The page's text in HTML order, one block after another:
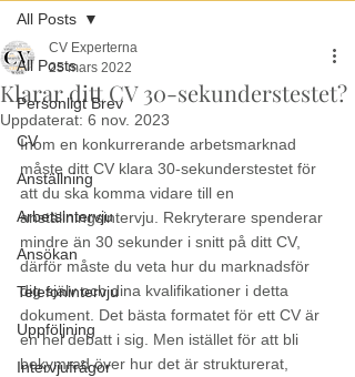
All Posts
Personligt Brev
CV
Anställning
Arbetsintervju
Ansökan
Telefonintervju
Uppföljning
Intervjufrågor
All Posts
Klarar ditt CV 30-sekunderstestet?
CV Experterna
25 mars 2022
Uppdaterat: 6 nov. 2023
Inom en konkurrerande arbetsmarknad
måste ditt CV klara 30-sekunderstestet för
att du ska komma vidare till en
anställningsintervju. Rekryterare spenderar
mindre än 30 sekunder i snitt på ditt CV,
därför måste du veta hur du marknadsför
dig själv och dina kvalifikationer i detta
dokument. Det bästa formatet för ett CV är
en hel debatt i sig. Men istället för att bli
bekymrad över hur det är strukturerat,